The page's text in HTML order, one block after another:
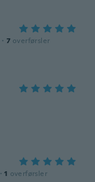
· 7 overførsler
· 1 overførsler